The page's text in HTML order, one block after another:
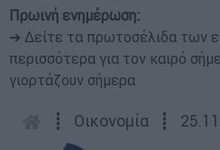
Πρωινή ενημέρωση:
➔ Δείτε τα πρωτοσέλιδα των
περισσότερα για τον καιρό
γιορτάζουν σήμερα
┋ Οικονομία ┋